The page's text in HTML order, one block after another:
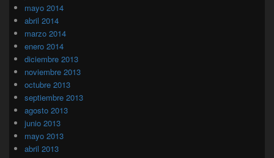
mayo 2014
abril 2014
marzo 2014
enero 2014
diciembre 2013
noviembre 2013
octubre 2013
septiembre 2013
agosto 2013
junio 2013
mayo 2013
abril 2013